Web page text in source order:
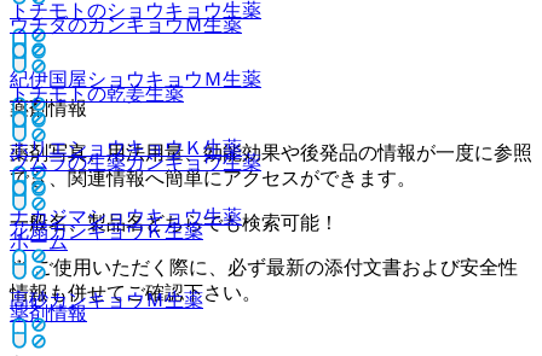
トチモトのショウキョウ生薬
紀伊国屋ショウキョウＭ生薬
ホリエショウキョウＫ 生薬
ナカジマショウキョウ生薬
ホーム
薬剤情報
ウチダのカンキョウＭ生薬
トチモトの乾姜生薬
ツムラの生薬カンキョウ生薬
花扇カンキョウＫ生薬
高砂カンキョウＭ生薬
薬剤情報
薬剤写真、用法用量、効能効果や後発品の情報が一度に参照
でき、関連情報へ簡単にアクセスができます。
一般名、製品名どちらでも検索可能！
※ ご使用いただく際に、必ず最新の添付文書および安全性
情報も併せてご確認下さい。